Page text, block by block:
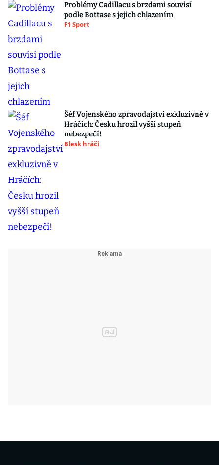
Problémy Cadillacu s brzdami souvisí
podle Bottase s jejich chlazením
F1 Sport
Šéf Vojenského zpravodajství exkluzivně v
Hráčích: Česku hrozil vyšší stupeň
nebezpečí!
Blesk hráči